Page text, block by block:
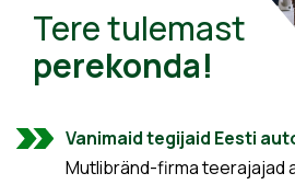
Tere tulemast
perekonda!
Vanimaid tegijaid Eesti
Mutlibränd-firma teerajajad